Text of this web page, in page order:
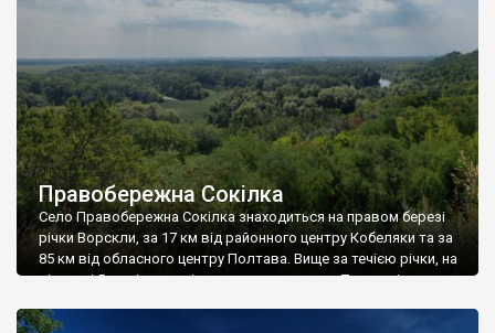
Правобережна Сокілка
Село Правобережна Сокілка знаходиться на правом березі
річки Ворскли, за 17 км від районного центру Кобеляки та за
85 км від обласного центру Полтава. Вище за течією річки, на
відстані 5-ти кілометрів розташоване село Перегонівка,
село Лучки — центр Лучківської сільської ради, на